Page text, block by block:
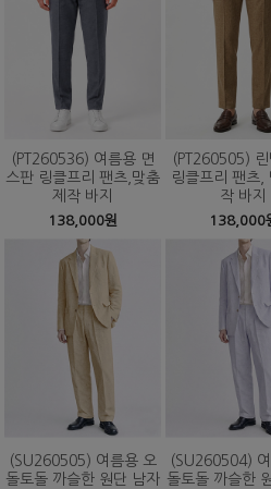
(PT260536) 여름용 면
스판 링클프리 팬츠,맞춤
제작 바지
138,000원
(PT260505)
링클프리 팬츠,
작 바지
138,000
(SU260505) 여름용 오
돌토돌 까슬한 원단 남자
(SU260504)
돌토돌 까슬한